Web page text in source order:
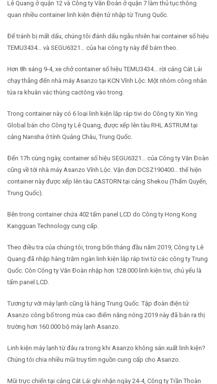
Lê Quang ở quận 12 và Công ty Văn Đoàn ở quận 7 làm thủ tục thông
quan nhiều container linh kiện điện tử nhập từ Trung Quốc.
Để tránh bị mất dấu, chúng tôi đánh dấu ngẫu nhiên hai container số hiệu
TEMU3434… và SEGU6321… của hai công ty này để bám theo.
Hơn 8h sáng 9-4, xe chở container số hiệu TEMU3434… rời cảng Cát Lái
chạy thẳng đến nhà máy Asanzo tại KCN Vĩnh Lộc. Một nhóm công nhân
túa ra khuân vác thùng cactông vào trong.
Trong container này có 6 loại linh kiện lắp ráp tivi do Công ty Xin Ying
Global bán cho Công ty Lê Quang, được xếp lên tàu RHL ASTRUM tại
cảng Nansha ở tỉnh Quảng Châu, Trung Quốc.
Đến 17h cùng ngày, container số hiệu SEGU6321… của Công ty Văn Đoàn
cũng về tới nhà máy Asanzo Vĩnh Lộc. Vận đơn DCSZ190400… thể hiện
container này được xếp lên tàu CASTORN tại cảng Shekou (Thẩm Quyến,
Trung Quốc).
Bên trong container chứa 402 tấm panel LCD do Công ty Hong Kong
Kangguan Technology cung cấp.
Theo điều tra của chúng tôi, trong bốn tháng đầu năm 2019, Công ty Lê
Quang đã nhập hàng trăm ngàn linh kiện lắp ráp tivi từ các công ty Trung
Quốc. Còn Công ty Văn Đoàn nhập hơn 128.000 linh kiện tivi, chủ yếu là
tấm panel LCD.
Tương tự với máy lạnh cũng là hàng Trung Quốc. Tập đoàn điện tử
Asanzo công bố trong mùa cao điểm nắng nóng 2019 này đã bán ra thị
trường hơn 160.000 bộ máy lạnh Asanzo.
Linh kiện máy lạnh từ đâu ra trong khi Asanzo không sản xuất linh kiện?
Chúng tôi chia nhiều mũi truy tìm nguồn cung cấp cho Asanzo.
Mũi trực chiến tại cảng Cát Lái ghi nhận ngày 24-4, Công ty Trần Thoàn